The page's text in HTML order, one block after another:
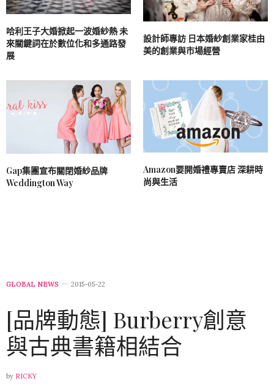
哈利王子大婚掀起一波婚紗熱 未
來關鍵詞在於數位化和多通路發
展
設計師專訪 日本婚紗創業家桂由
美的創業與市場經營
Gap集團宣布關閉婚紗品牌
Weddington Way
Amazon要開婚禮專賣店 深耕時
尚與生活
GLOBAL NEWS 2015-05-22
[品牌動態] Burberry創意
與古典書籍相結合
by RICKY